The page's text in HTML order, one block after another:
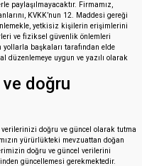
paylaşılmayacaktır. Firmamız,
KVKK’nun 12. Maddesi gereği
yetkisiz kişilerin erişimlerini
ve fiziksel güvenlik önlemleri
başkaları tarafından elde
uygun ve yazılı olarak
doğru
verilerinizi doğru ve güncel olarak tutma
yürürlükteki mevzuattan doğan
doğru ve güncel verilerini
güncellemesi gerekmektedir.